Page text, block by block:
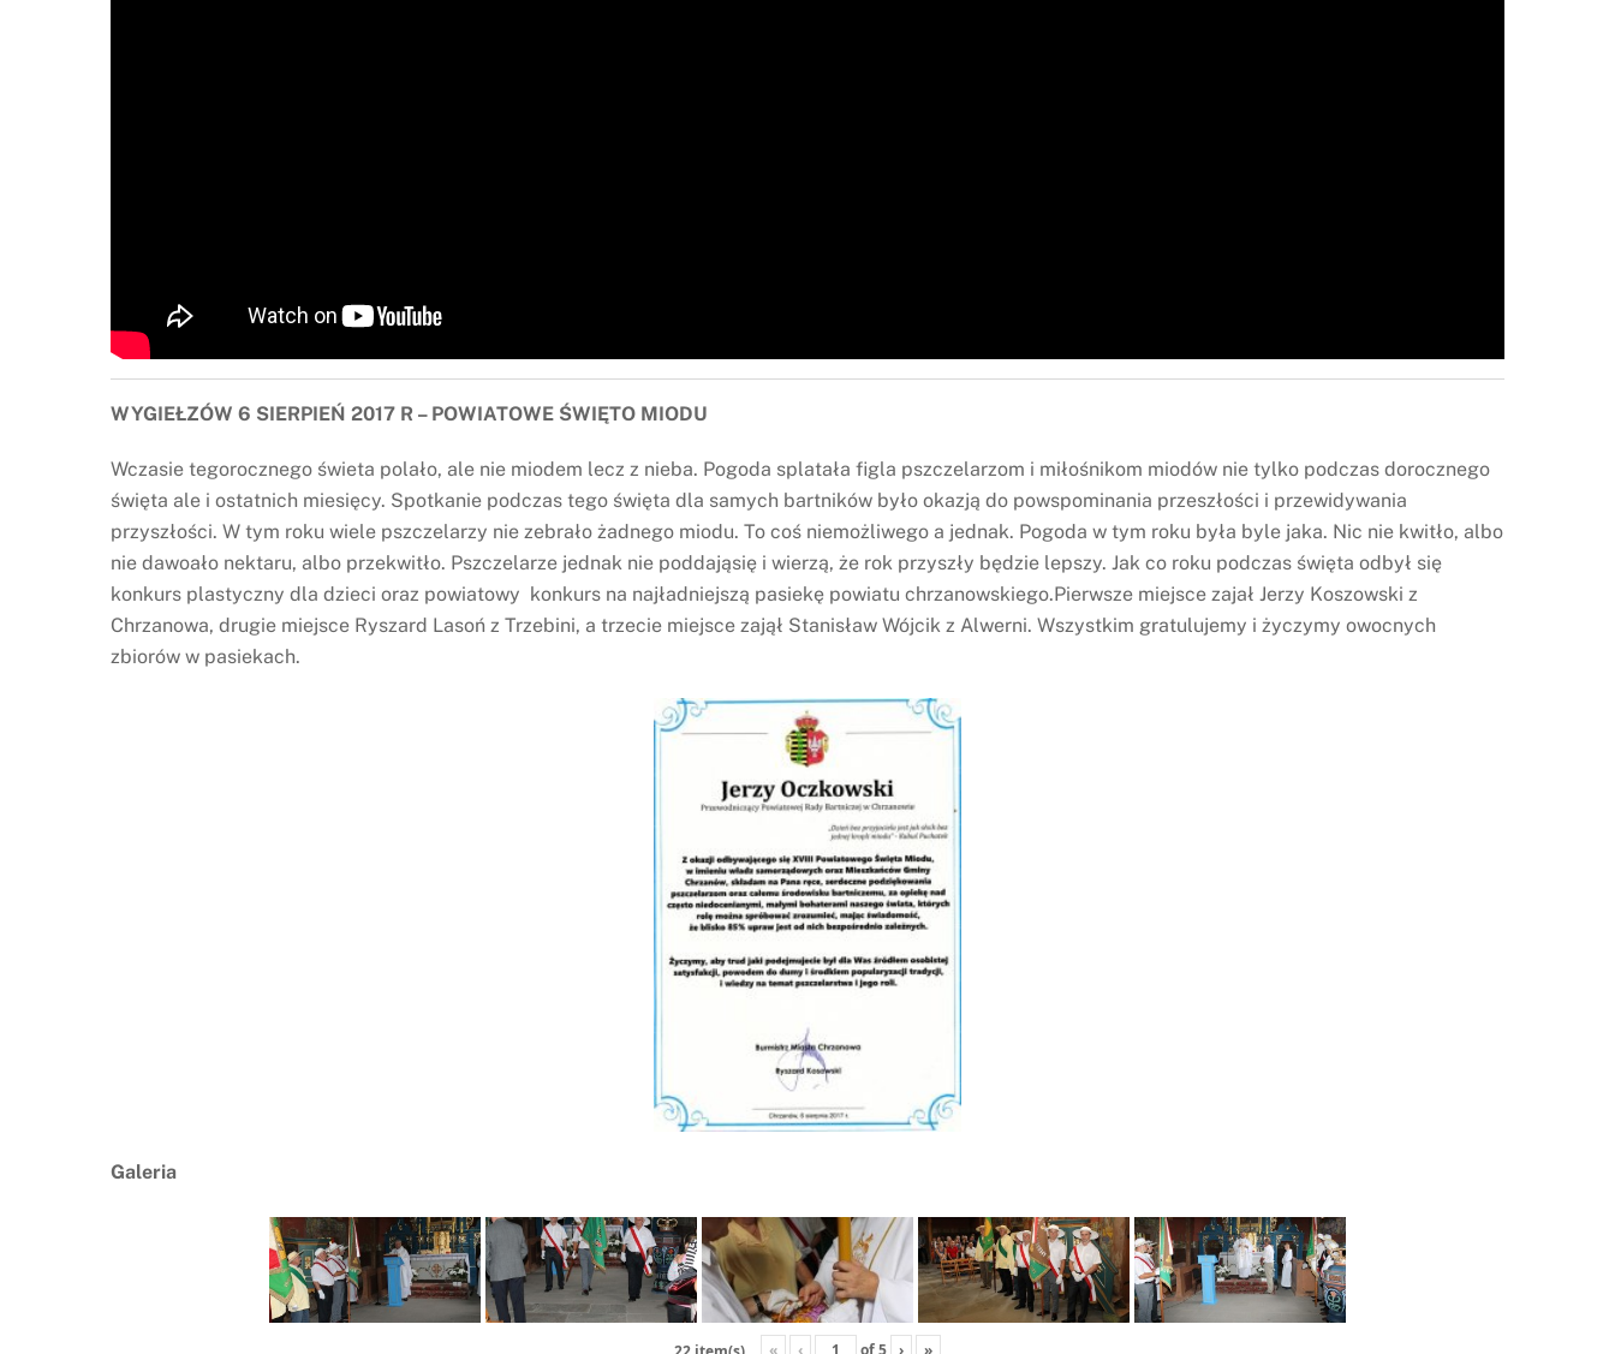
WYGIEŁZÓW 6 SIERPIEŃ 2017 R – POWIATOWE ŚWIĘTO MIODU
Wczasie tegorocznego świeta polało, ale nie miodem lecz z nieba. Pogoda splatała figla pszczelarzom i miłośnikom miodów nie tylko podczas dorocznego
święta ale i ostatnich miesięcy. Spotkanie podczas tego święta dla samych bartników było okazją do powspominania przeszłości i przewidywania
przyszłości. W tym roku wiele pszczelarzy nie zebrało żadnego miodu. To coś niemożliwego a jednak. Pogoda w tym roku była byle jaka. Nic nie kwitło, albo
nie dawoało nektaru, albo przekwitło. Pszczelarze jednak nie poddająsię i wierzą, że rok przyszły będzie lepszy. Jak co roku podczas święta odbył się
konkurs plastyczny dla dzieci oraz powiatowy konkurs na najładniejszą pasiekę powiatu chrzanowskiego.Pierwsze miejsce zajał Jerzy Koszowski z
Chrzanowa, drugie miejsce Ryszard Lasoń z Trzebini, a trzecie miejsce zajął Stanisław Wójcik z Alwerni. Wszystkim gratulujemy i życzymy owocnych
zbiorów w pasiekach.
Galeria